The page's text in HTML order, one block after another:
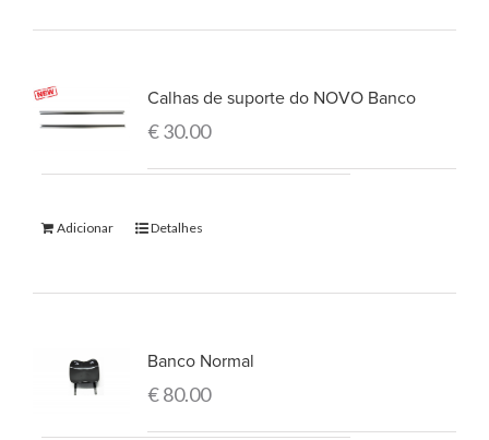
Calhas de suporte do NOVO Banco
€30.00
Adicionar Detalhes
Banco Normal
€80.00